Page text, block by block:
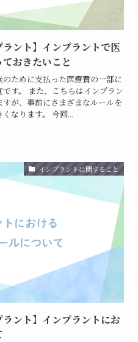
ラント】インプラントで医
おきたいこと
ために支払った医療費の一部に
す。 また、こちらはインプラン
が、事前にさまざまなルールを
なります。 今回...
インプラントに関すること
ラント】インプラントにお